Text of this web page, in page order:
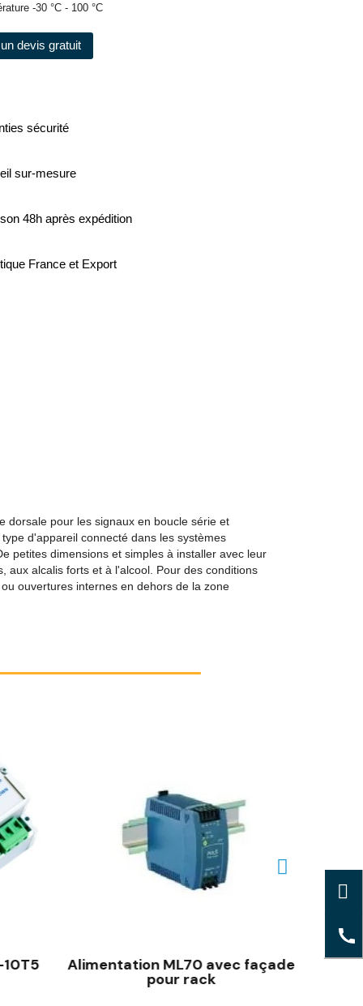
-30 °C - 100 °C
devis gratuit
sécurité
sur-mesure
48h après expédition
France et Export
dorsale pour les signaux en boucle série et
d'appareil connecté dans les systèmes
petites dimensions et simples à installer avec leur
aux alcalis forts et à l'alcool. Pour des conditions
ouvertures internes en dehors de la zone
Alimentation ML70 avec façade
pour rack